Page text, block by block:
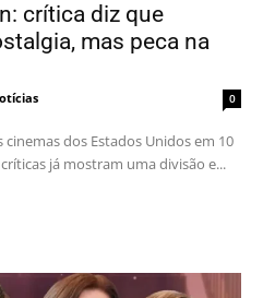
crítica diz que
mas peca na
0
dos Estados Unidos em 10
já mostram uma divisão e...